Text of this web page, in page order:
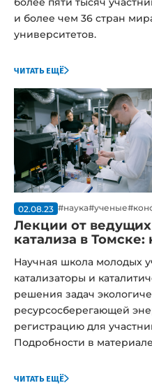
#наука #достижения
##наука #семинар
#семинар
#инфраструктура
и более чем 36 стран
университетов.
читать ещё
02.08.23 #наука#ученые
Лекции от
катализа в Томске:
Научная школа молодых
катализаторы и
решения задач
ресурсосберегающей
регистрацию для
Подробности в
читать ещё